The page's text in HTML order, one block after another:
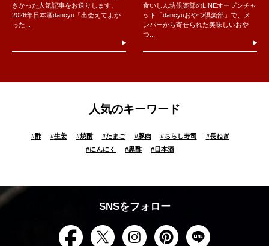
きかった人気記事をお送りします。
2026年日本酒dancyu「出会えてよか
った...
食いしん坊倶楽部のLINEオープンチャ
ット「dancyuおやつ倶楽部」で、メ
ンバーから寄せられた美味しいおや
つ...
人気のキーワード
#酢 #生姜 #焼酎 #たまご #豚肉 #ちらし寿司 #長ねぎ
#にんにく #黒酢 #日本酒
SNSをフォロー